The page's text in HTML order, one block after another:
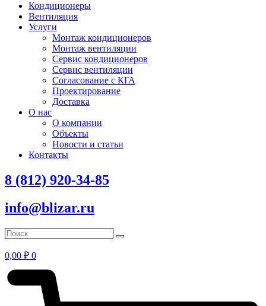
Кондиционеры
Вентиляция
Услуги
Монтаж кондиционеров
Монтаж вентиляции
Сервис кондиционеров
Сервис вентиляции
Согласование с КГА
Проектирование
Доставка
О нас
О компании
Объекты
Новости и статьи
Контакты
8 (812) 920-34-85
info@blizar.ru
0,00 ₽ 0